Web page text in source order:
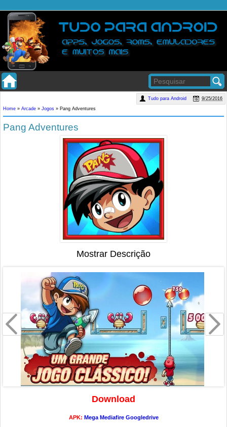
Tudo para Android
9/25/2016
Home » Arcade » Jogos » Pang Adventures
Pang Adventures
Mostrar Descrição
Download
APK: Mega Mediafire Googledrive